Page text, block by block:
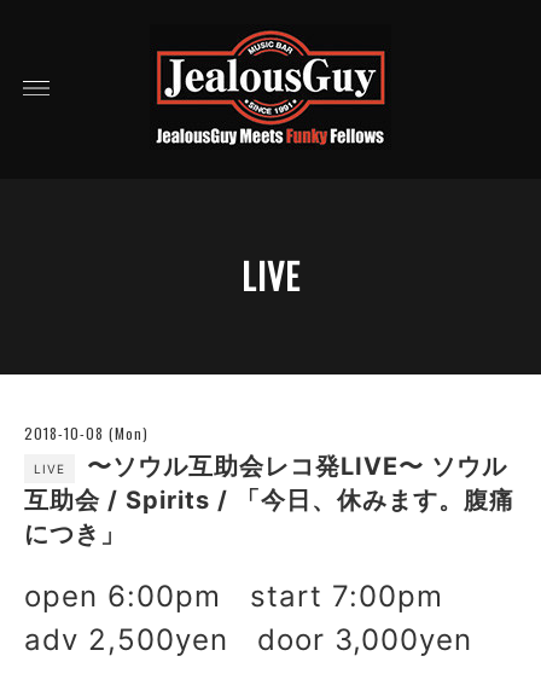
LIVE
2018-10-08 (Mon)
LIVE
〜ソウル互助会レコ発LIVE〜 ソウル
互助会 / Spirits / 「今日、休みます。腹痛
につき」
open 6:00pm start 7:00pm
adv 2,500yen door 3,000yen